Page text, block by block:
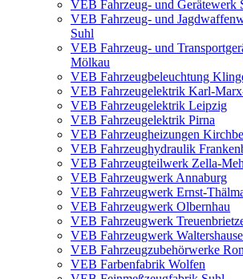
VEB Fahrzeug- und Gerätewerk
VEB Fahrzeug- und
Suhl
VEB Fahrzeug- und
Mölkau
VEB Fahrzeugbeleuchtung
VEB Fahrzeugelektrik Karl-
VEB Fahrzeugelektrik Leipzig
VEB Fahrzeugelektrik Pirna
VEB Fahrzeugheizungen
VEB Fahrzeughydraulik
VEB Fahrzeugteilwerk Zella-
VEB Fahrzeugwerk Annaburg
VEB Fahrzeugwerk Ernst-
VEB Fahrzeugwerk Olbernhau
VEB Fahrzeugwerk
VEB Fahrzeugwerk
VEB Fahrzeugzubehörwerke
VEB Farbenfabrik Wolfen